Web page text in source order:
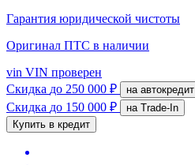
Гарантия юридической чистоты
Оригинал ПТС в наличии
vin VIN проверен
Скидка до 250 000 ₽ на автокредит
Скидка до 150 000 ₽
на Trade-In
Купить в кредит